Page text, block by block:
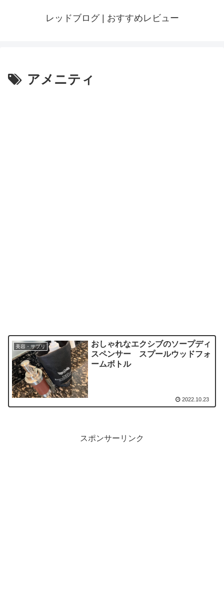
レッドブログ | おすすめレビュー
アメニティ
美容・サプリ
おしゃれなエクシブのソープディ
スペンサー スプールウッドフォ
ームボトル
2022.10.23
スポンサーリンク